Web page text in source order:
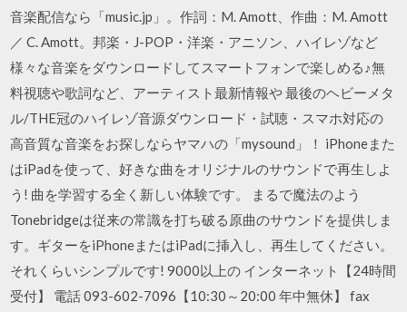
音楽配信なら「music.jp」。作詞：M. Amott、作曲：M. Amott
／ C. Amott。邦楽・J-POP・洋楽・アニソン、ハイレゾなど
様々な音楽をダウンロードしてスマートフォンで楽しめる♪無
料視聴や歌詞など、アーティスト最新情報や 最後のヘビーメタ
ル/THE冠のハイレゾ音源ダウンロード・試聴・スマホ対応の
高音質な音楽をお探しならヤマハの「mysound」！ ‎iPhoneまた
はiPadを使って、好きな曲をオリジナルのサウンドで再生しよ
う! 曲を学習する全く新しい体験です。 まるで魔法のよう
Tonebridgeは従来の常識を打ち破る原曲のサウンドを提供しま
す。ギターをiPhoneまたはiPadに挿入し、再生してください。
それくらいシンプルです! 9000以上の インターネット【24時間
受付】 電話 093-602-7096【10:30～20:00 年中無休】 fax